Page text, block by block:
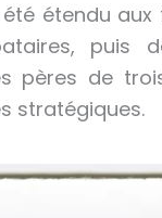
étendu aux
puis
pères de
stratégiques.